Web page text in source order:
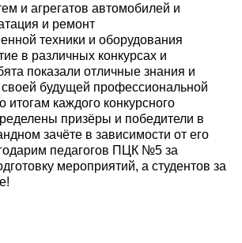
и агрегатов автомобилей и
и ремонт
техники и оборудования
в различных конкурсах и
показали отличные знания и
будущей профессиональной
итогам каждого конкурсного
призёры и победители в
зачёте в зависимости от его
педагогов ПЦК №5 за
мероприятий, а студентов за